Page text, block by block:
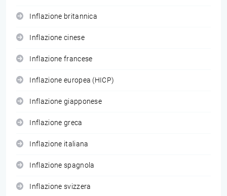
Inflazione britannica
Inflazione cinese
Inflazione francese
Inflazione europea (HICP)
Inflazione giapponese
Inflazione greca
Inflazione italiana
Inflazione spagnola
Inflazione svizzera